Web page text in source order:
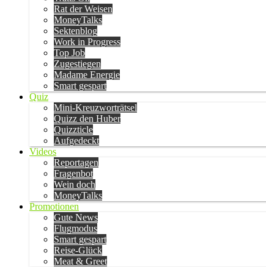
Rat der Weisen
MoneyTalks
Sektenblog
Work in Progress
Top Job
Zugestiegen
Madame Energie
Smart gespart
Quiz
Mini-Kreuzworträtsel
Quizz den Huber
Quizzticle
Aufgedeckt
Videos
Reportagen
Fragenbot
Wein doch
MoneyTalks
Promotionen
Gute News
Flugmodus
Smart gespart
Reise-Glück
Meat & Greet